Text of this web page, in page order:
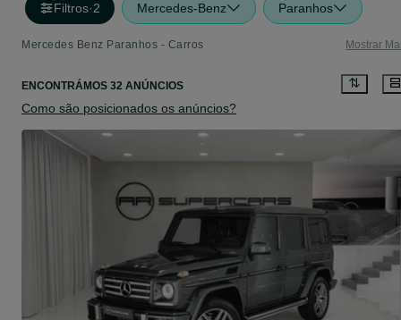
Filtros·2 Mercedes-Benz Paranhos
Mercedes Benz Paranhos - Carros Mostrar
ENCONTRÁMOS 32 ANÚNCIOS
Como são posicionados os anúncios?